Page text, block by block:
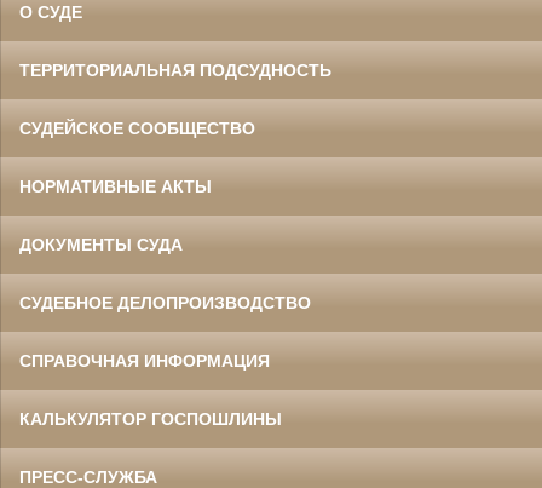
О СУДЕ
ТЕРРИТОРИАЛЬНАЯ ПОДСУДНОСТЬ
СУДЕЙСКОЕ СООБЩЕСТВО
НОРМАТИВНЫЕ АКТЫ
ДОКУМЕНТЫ СУДА
СУДЕБНОЕ ДЕЛОПРОИЗВОДСТВО
СПРАВОЧНАЯ ИНФОРМАЦИЯ
КАЛЬКУЛЯТОР ГОСПОШЛИНЫ
ПРЕСС-СЛУЖБА